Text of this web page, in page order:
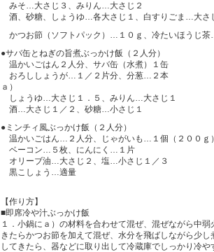
みそ…大さじ３、みりん…大さじ２
酒、砂糖、しょうゆ…各大さじ１、白すりごま…大さ
かつお節（ソフトパック）…１０ｇ、冷たいほうじ
●サバ缶とねぎの旨煮ぶっかけ飯（２人分）
温かいごはん２人分、サバ缶（水煮）１缶
おろししょうが…１／２片分、分葱…２本
ａ）
しょうゆ…大さじ１．５、みりん…大さじ１
酒…大さじ１／２、砂糖…小さじ１
●ミンチィ風ぶっかけ飯（２人分）
温かいごはん…２人分、じゃがいも…１個（２００ｇ）
ベーコン…５枚、にんにく…１片
オリーブ油…大さじ２、塩…小さじ１／３
黒こしょう…適量
【作り方】
■即席冷や汁ぶっかけ飯
１．小鍋にａ）の材料を合わせて混ぜ、混ぜながら中弱
きたらかつお節を加えて混ぜ、水分を飛ばしながら少し
してきたら、器などに取り出して冷蔵庫でしっかり冷や